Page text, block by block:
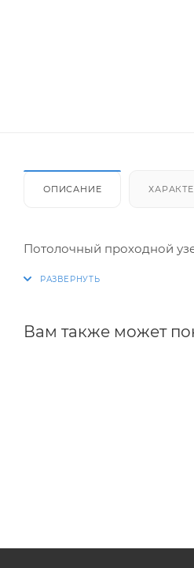
ОПИСАНИЕ
Потолочный проходной
Вам также может